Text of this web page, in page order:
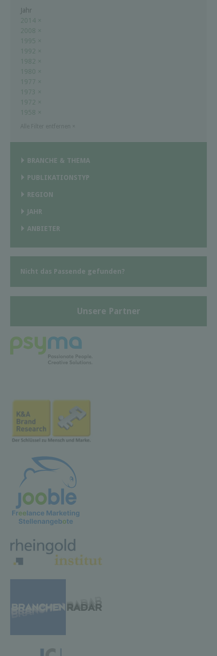
Jahr
2014 ×
2008 ×
1995 ×
1992 ×
1982 ×
1980 ×
1977 ×
1973 ×
1972 ×
1958 ×
BRANCHE & THEMA
PUBLIKATIONSTYP
REGION
JAHR
ANBIETER
Nicht das Passende gefunden?
Unsere Partner